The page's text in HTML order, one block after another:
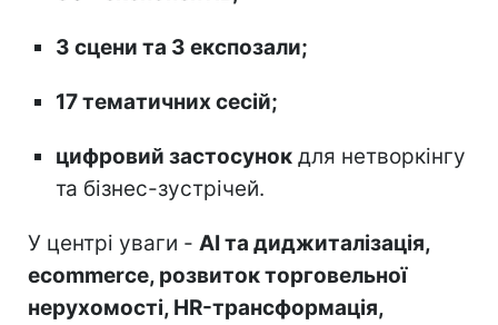
3 сцени та 3 експозали;
17 тематичних сесій;
цифровий застосунок для нетворкінгу
та бізнес-зустрічей.
У центрі уваги - AI та диджиталізація,
ecommerce, розвиток торговельної
нерухомості, HR-трансформація,